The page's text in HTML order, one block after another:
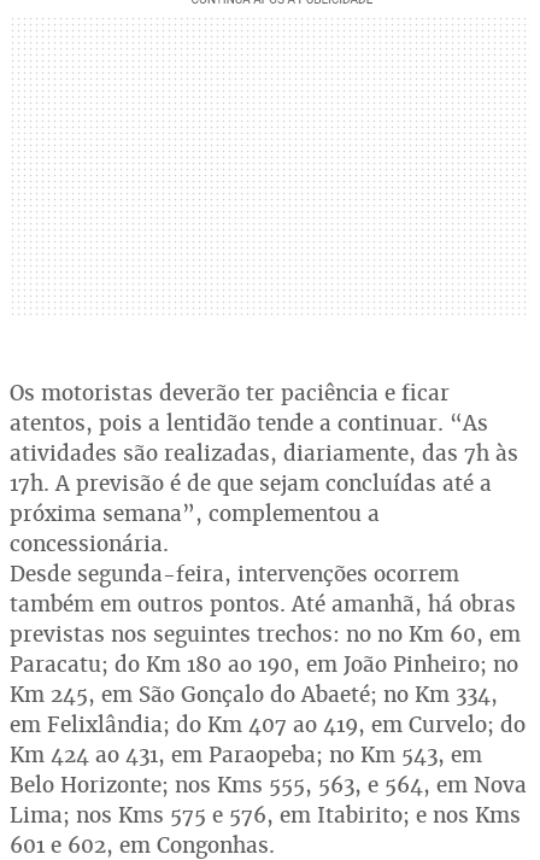
Os motoristas deverão ter paciência e ficar
atentos, pois a lentidão tende a continuar. “As
atividades são realizadas, diariamente, das 7h às
17h. A previsão é de que sejam concluídas até a
próxima semana”, complementou a
concessionária.
Desde segunda-feira, intervenções ocorrem
também em outros pontos. Até amanhã, há obras
previstas nos seguintes trechos: no no Km 60, em
Paracatu; do Km 180 ao 190, em João Pinheiro; no
Km 245, em São Gonçalo do Abaeté; no Km 334,
em Felixlândia; do Km 407 ao 419, em Curvelo; do
Km 424 ao 431, em Paraopeba; no Km 543, em
Belo Horizonte; nos Kms 555, 563, e 564, em Nova
Lima; nos Kms 575 e 576, em Itabirito; e nos Kms
601 e 602, em Congonhas.